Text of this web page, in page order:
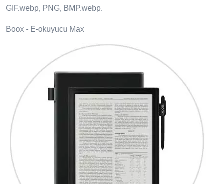
GIF.webp, PNG, BMP.webp.
Boox - E-okuyucu Max